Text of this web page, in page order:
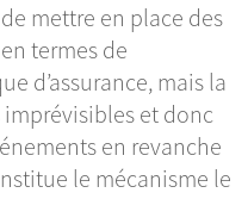
mettre en place des
termes de
d’assurance, mais la
imprévisibles et donc
en revanche
le mécanisme le